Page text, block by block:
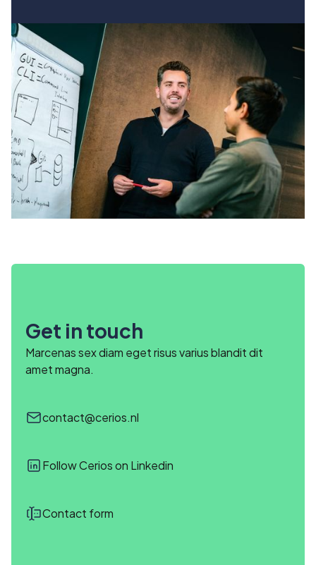
Get in touch
Marcenas sex diam eget risus varius blandit dit
amet magna.
contact@cerios.nl
Follow Cerios on Linkedin
Contact form